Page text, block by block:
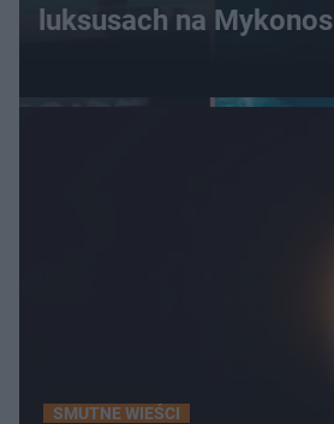
luksusach na Mykonos
SMUTNE WIEŚCI